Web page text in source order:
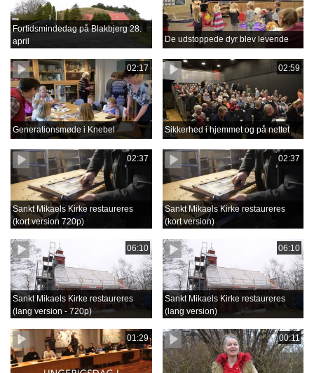
Fortidsmindedag på Blakbjerg 28.
april
De udstoppede dyr blev levende
02:17
Generationsmøde i Knebel
02:59
Sikkerhed i hjemmet og på nettet
02:37
Sankt Mikaels Kirke restaureres
(kort version 720p)
02:37
Sankt Mikaels Kirke restaureres
(kort version)
06:10
Sankt Mikaels Kirke restaureres
(lang version - 720p)
06:10
Sankt Mikaels Kirke restaureres
(lang version)
01:29 00:11